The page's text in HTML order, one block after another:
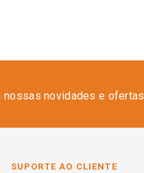
nossas novidades e ofertas
SUPORTE AO CLIENTE